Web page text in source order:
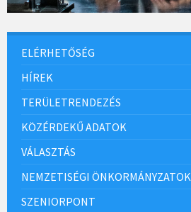
ELÉRHETŐSÉG
HÍREK
TERÜLETRENDEZÉS
KÖZÉRDEKŰ ADATOK
VÁLASZTÁS
NEMZETISÉGI ÖNKORMÁNYZATOK
SZENIORPONT